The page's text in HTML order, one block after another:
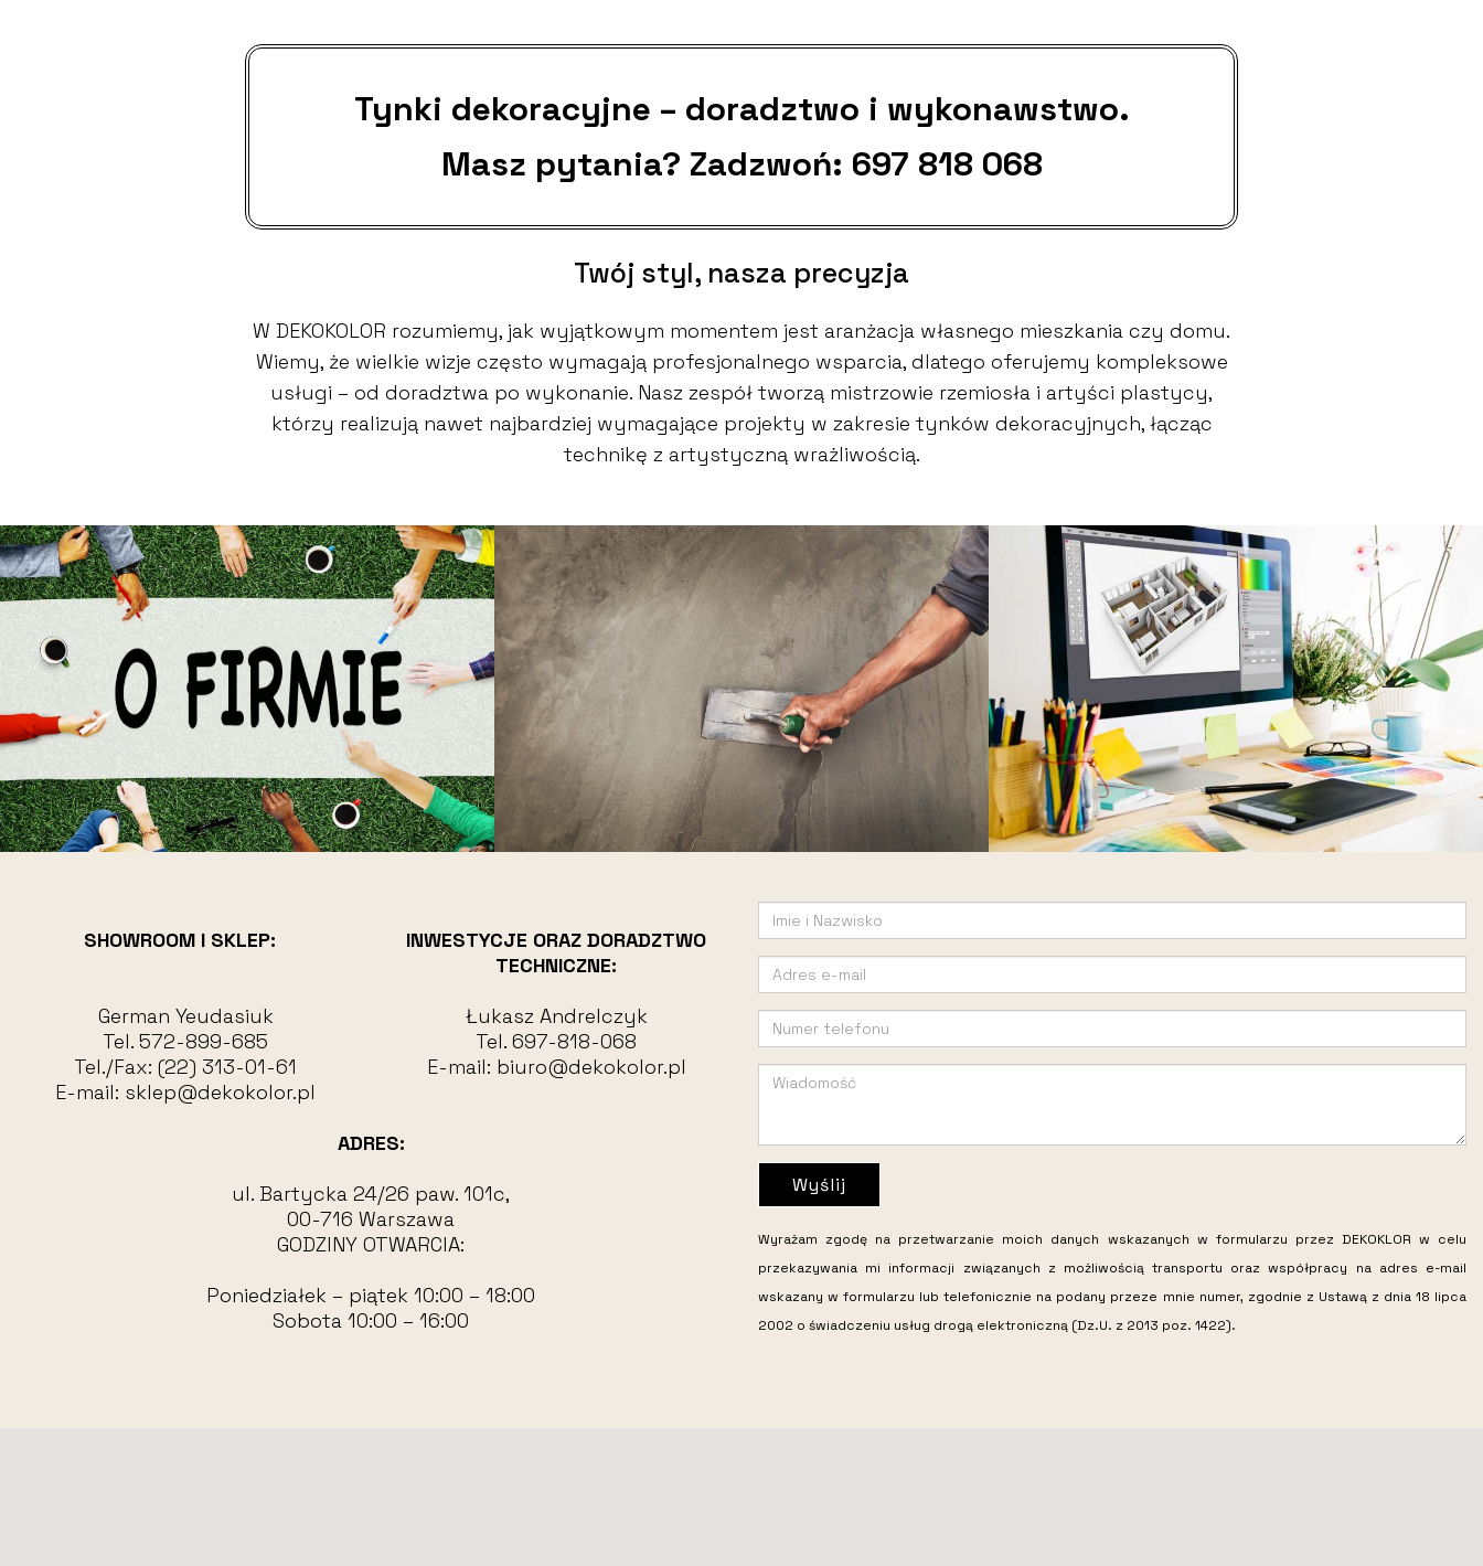
Tynki dekoracyjne – doradztwo i wykonawstwo.
Masz pytania? Zadzwoń: 697 818 068
Twój styl, nasza precyzja
W DEKOKOLOR rozumiemy, jak wyjątkowym momentem jest aranżacja własnego mieszkania czy domu.
Wiemy, że wielkie wizje często wymagają profesjonalnego wsparcia, dlatego oferujemy kompleksowe
usługi – od doradztwa po wykonanie. Nasz zespół tworzą mistrzowie rzemiosła i artyści plastycy,
którzy realizują nawet najbardziej wymagające projekty w zakresie tynków dekoracyjnych, łącząc
technikę z artystyczną wrażliwością.
SHOWROOM I SKLEP:
German Yeudasiuk
Tel. 572-899-685
Tel./Fax: (22) 313-01-61
E-mail: sklep@dekokolor.pl
INWESTYCJE ORAZ DORADZTWO
TECHNICZNE:
Łukasz Andrelczyk
Tel. 697-818-068
E-mail: biuro@dekokolor.pl
ADRES:
ul. Bartycka 24/26 paw. 101c,
00-716 Warszawa
GODZINY OTWARCIA:
Poniedziałek – piątek 10:00 – 18:00
Sobota 10:00 – 16:00
Wyślij
Wyrażam zgodę na przetwarzanie moich danych wskazanych w formularzu przez DEKOKLOR w celu
przekazywania mi informacji związanych z możliwością transportu oraz współpracy na adres e-mail
wskazany w formularzu lub telefonicznie na podany przeze mnie numer, zgodnie z Ustawą z dnia 18 lipca
2002 o świadczeniu usług drogą elektroniczną (Dz.U. z 2013 poz. 1422).